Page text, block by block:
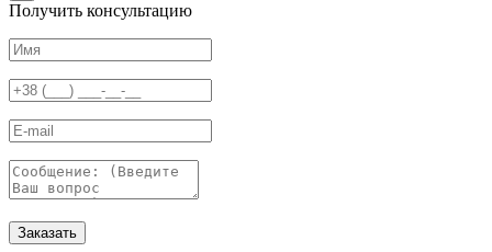
Получить консультацию
Заказать